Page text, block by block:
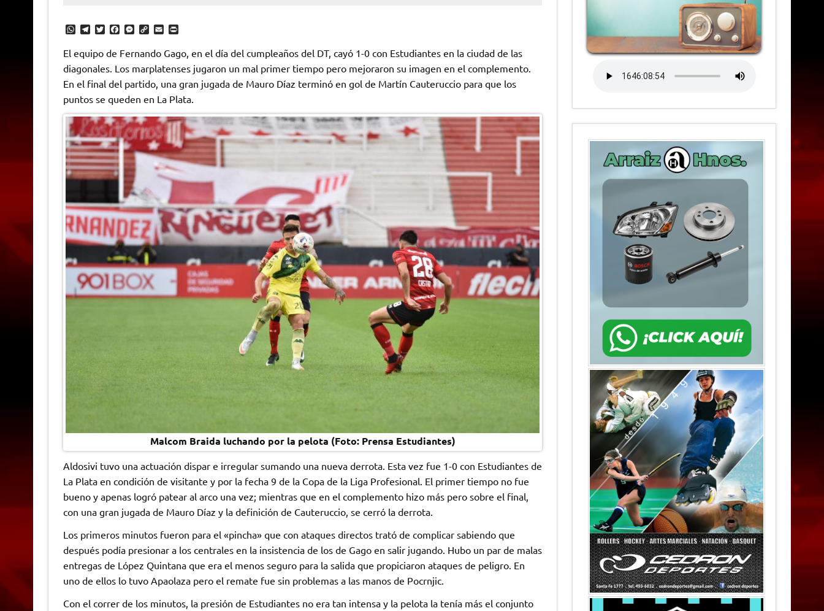
W
t
s
A
p
p
T
l
e
g
r
a
m
T
t
t
e
r
F
c
e
b
o
o
k
M
s
e
n
g
e
C
p
y
L
i
n
k
E
a
i
l
P
n
t
r
i
n
d
l
y
El equipo de Fernando Gago, en el día del cumpleaños del DT, cayó 1-0 con Estudiantes en la ciudad de las
diagonales. Los marplatenses jugaron un mal primer tiempo pero mejoraron su imagen en el complemento.
En el final del partido, una gran jugada de Mauro Díaz terminó en gol de Martín Cauteruccio para que los
puntos se queden en La Plata.
Malcom Braida luchando por la pelota (Foto: Prensa Estudiantes)
Aldosivi tuvo una actuación dispar e irregular sumando una nueva derrota. Esta vez fue 1-0 con Estudiantes de
La Plata en condición de visitante y por la fecha 9 de la Copa de la Liga Profesional. El primer tiempo no fue
bueno y apenas logró patear al arco una vez; mientras que en el complemento hizo más pero sobre el final,
con una gran jugada de Mauro Díaz y la definición de Cauteruccio, se cerró la derrota.
Los primeros minutos fueron para el «pincha» que con ataques directos trató de complicar sabiendo que
después podía presionar a los centrales en la insistencia de los de Gago en salir jugando. Hubo un par de malas
entregas de López Quintana que era el menos seguro para la salida que propiciaron ataques de peligro. En
uno de ellos lo tuvo Apaolaza pero el remate fue sin problemas a las manos de Pocrnjic.
Con el correr de los minutos, la presión de Estudiantes no era tan intensa y la pelota la tenía más el conjunto